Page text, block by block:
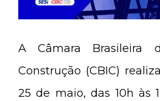
A Câmara Brasileira
Construção (CBIC)
25 de maio, das 10h às